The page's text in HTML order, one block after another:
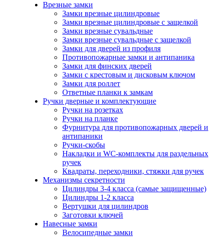
Врезные замки
Замки врезные цилиндровые
Замки врезные цилиндровые с защелкой
Замки врезные сувальдные
Замки врезные сувальдные с защелкой
Замки для дверей из профиля
Противопожарные замки и антипаника
Замки для финских дверей
Замки с крестовым и дисковым ключом
Замки для роллет
Ответные планки к замкам
Ручки дверные и комплектующие
Ручки на розетках
Ручки на планке
Фурнитура для противопожарных дверей и
антипаники
Ручки-скобы
Накладки и WC-комплекты для раздельных
ручек
Квадраты, переходники, стяжки для ручек
Механизмы секретности
Цилиндры 3-4 класса (самые защищенные)
Цилиндры 1-2 класса
Вертушки для цилиндров
Заготовки ключей
Навесные замки
Велосипедные замки